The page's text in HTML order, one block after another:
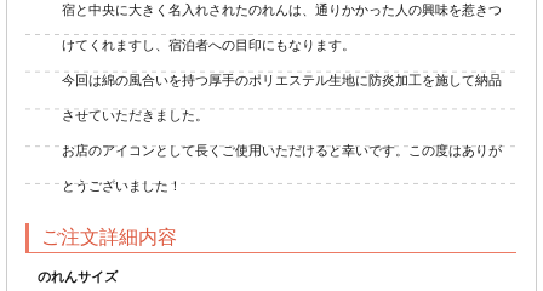
宿と中央に大きく名入れされたのれんは、通りかかった人の興味を惹きつ
けてくれますし、宿泊者への目印にもなります。
今回は綿の風合いを持つ厚手のポリエステル生地に防炎加工を施して納品
させていただきました。
お店のアイコンとして長くご使用いただけると幸いです。この度はありが
とうございました！
ご注文詳細内容
のれんサイズ